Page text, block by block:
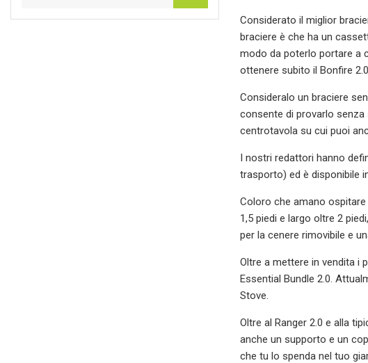
Considerato il miglior
braciere è che ha un
modo da poterlo portare a
ottenere subito il Bonfire
Consideralo un braciere
consente di provarlo
centrotavola su cui puoi
I nostri redattori hanno
trasporto) ed è disponibile
Coloro che amano
1,5 piedi e largo oltre 2
per la cenere rimovibile e
Oltre a mettere in vendita i
Essential Bundle 2.0.
Stove.
Oltre al Ranger 2.0 e alla
anche un supporto e un
che tu lo spenda nel tuo